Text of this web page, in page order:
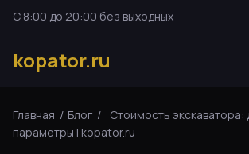
С 8:00 до 20:00 без выходных
kopator.ru
Главная / Блог /
Стоимость экскаватора:
параметры | kopator.ru